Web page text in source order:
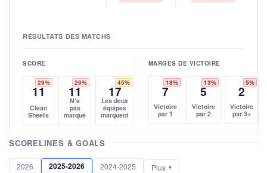
RÉSULTATS DES MATCHS
SCORE
29%
11
Clean
Sheets
29%
11
N'a
pas
marqué
45%
17
Les deux
équipes
marquent
MARGES DE VICTOIRE
18%
7
Victoire
par 1
13%
5
Victoire
par 2
5%
2
Victoire
par 3+
SCORELINES & GOALS
2026 2025-2026 2024-2025 Plus